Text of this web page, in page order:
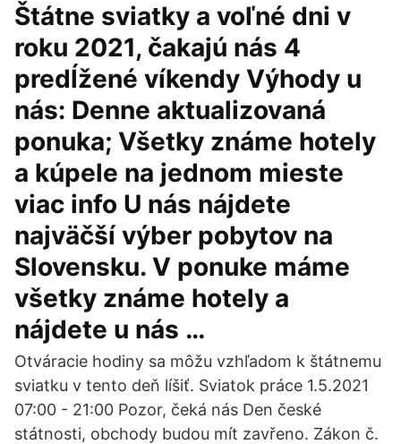
Štátne sviatky a voľné dni v
roku 2021, čakajú nás 4
predĺžené víkendy Výhody u
nás: Denne aktualizovaná
ponuka; Všetky známe hotely
a kúpele na jednom mieste
viac info U nás nájdete
najväčší výber pobytov na
Slovensku. V ponuke máme
všetky známe hotely a
nájdete u nás …
Otváracie hodiny sa môžu vzhľadom k štátnemu
sviatku v tento deň líšiť. Sviatok práce 1.5.2021
07:00 - 21:00 Pozor, čeká nás Den české
státnosti, obchody budou mít zavřeno. Zákon č.